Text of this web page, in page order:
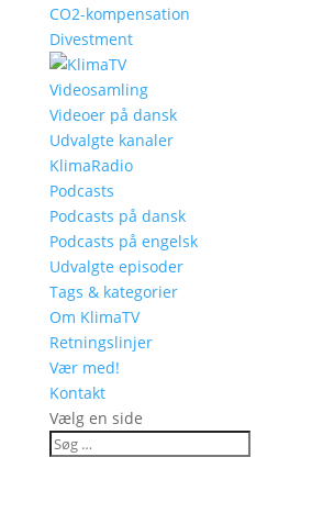
CO2-kompensation
Divestment
Videosamling
Videoer på dansk
Udvalgte kanaler
KlimaRadio
Podcasts
Podcasts på dansk
Podcasts på engelsk
Udvalgte episoder
Tags & kategorier
Om KlimaTV
Retningslinjer
Vær med!
Kontakt
Vælg en side